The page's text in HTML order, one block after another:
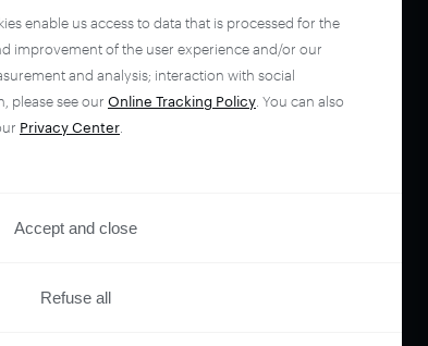
enable us access to data that is processed for the
improvement of the user experience and/or our
and analysis; interaction with social
please see our Online Tracking Policy . You can also
Privacy Center
Accept and close
Refuse all